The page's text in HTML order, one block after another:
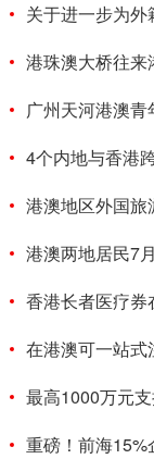
关于进一步为
港珠澳大桥往
广州天河港澳
4个内地与香港
港澳地区外国
港澳两地居民7
香港长者医疗券
在港澳可一站式
最高1000万元
重磅！前海